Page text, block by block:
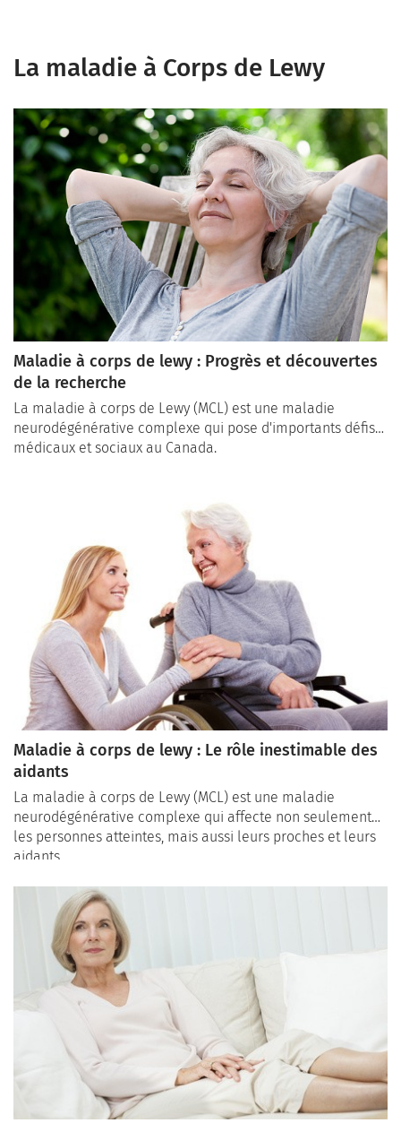
La maladie à Corps de Lewy
Maladie à corps de lewy : Progrès et découvertes
de la recherche
La maladie à corps de Lewy (MCL) est une maladie
neurodégénérative complexe qui pose d'importants défis
médicaux et sociaux au Canada.
Maladie à corps de lewy : Le rôle inestimable des
aidants
La maladie à corps de Lewy (MCL) est une maladie
neurodégénérative complexe qui affecte non seulement
les personnes atteintes, mais aussi leurs proches et leurs
aidants.